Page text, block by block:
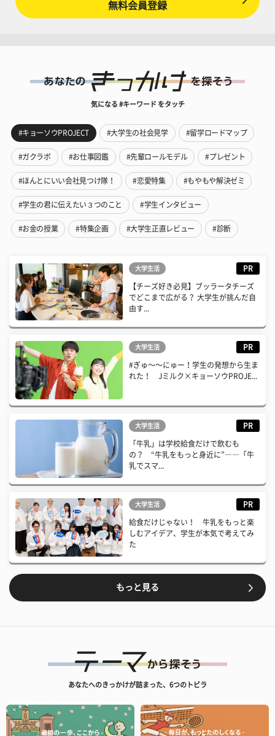
無料会員登録
気になる #キーワード をタッチ
#キョーソウPROJECT #大学生の社会見学 #留学ロードマップ
#ガクラボ #お仕事図鑑 #先輩ロールモデル #プレゼント
#ほんとにいい会社見つけ隊！ #恋愛特集 #もやもや解決ゼミ
#学生の君に伝えたい３つのこと #学生インタビュー
#お金の授業 #特集企画 #大学生正直レビュー #診断
大学生活 PR
【チーズ好き必見】ブッラータチーズ
でどこまで広がる？ 大学生が挑んだ自
由す...
大学生活 PR
#ぎゅ〜〜にゅー！学生の発想から生ま
れた！ Jミルク×キョーソウPROJE...
大学生活 PR
「牛乳」は学校給食だけで飲むも
の？ “牛乳をもっと身近に”――「牛
乳でスマ...
大学生活 PR
給食だけじゃない！ 牛乳をもっと楽
しむアイデア、学生が本気で考えてみ
た
もっと見る
あなたへのきっかけが詰まった、6つのトビラ